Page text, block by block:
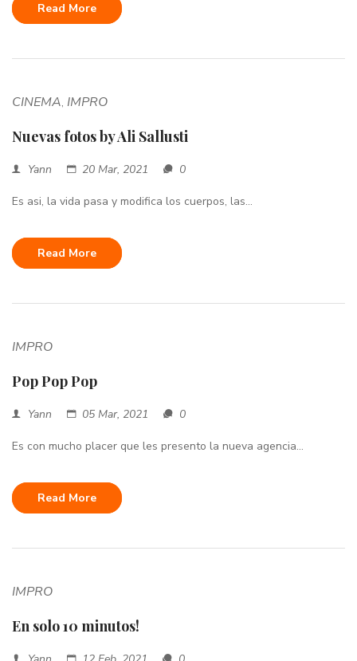
Read More
CINEMA, IMPRO
Nuevas fotos by Ali Sallusti
Yann 20 Mar, 2021 0
Es asi, la vida pasa y modifica los cuerpos, las...
Read More
IMPRO
Pop Pop Pop
Yann 05 Mar, 2021 0
Es con mucho placer que les presento la nueva agencia...
Read More
IMPRO
En solo 10 minutos!